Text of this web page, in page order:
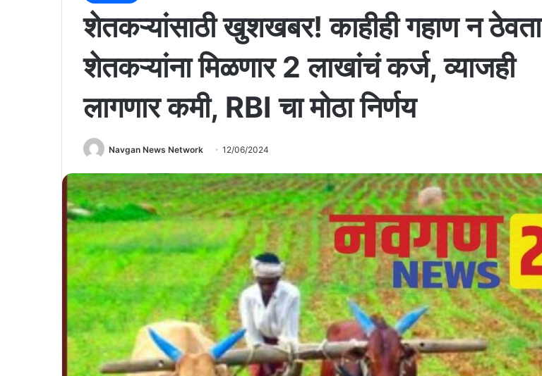
शेतकऱ्यांसाठी खुशखबर! काहीही गहाण न ठेवता
शेतकऱ्यांना मिळणार 2 लाखांचं कर्ज, व्याजही
लागणार कमी, RBI चा मोठा निर्णय
Navgan News Network 12/06/2024